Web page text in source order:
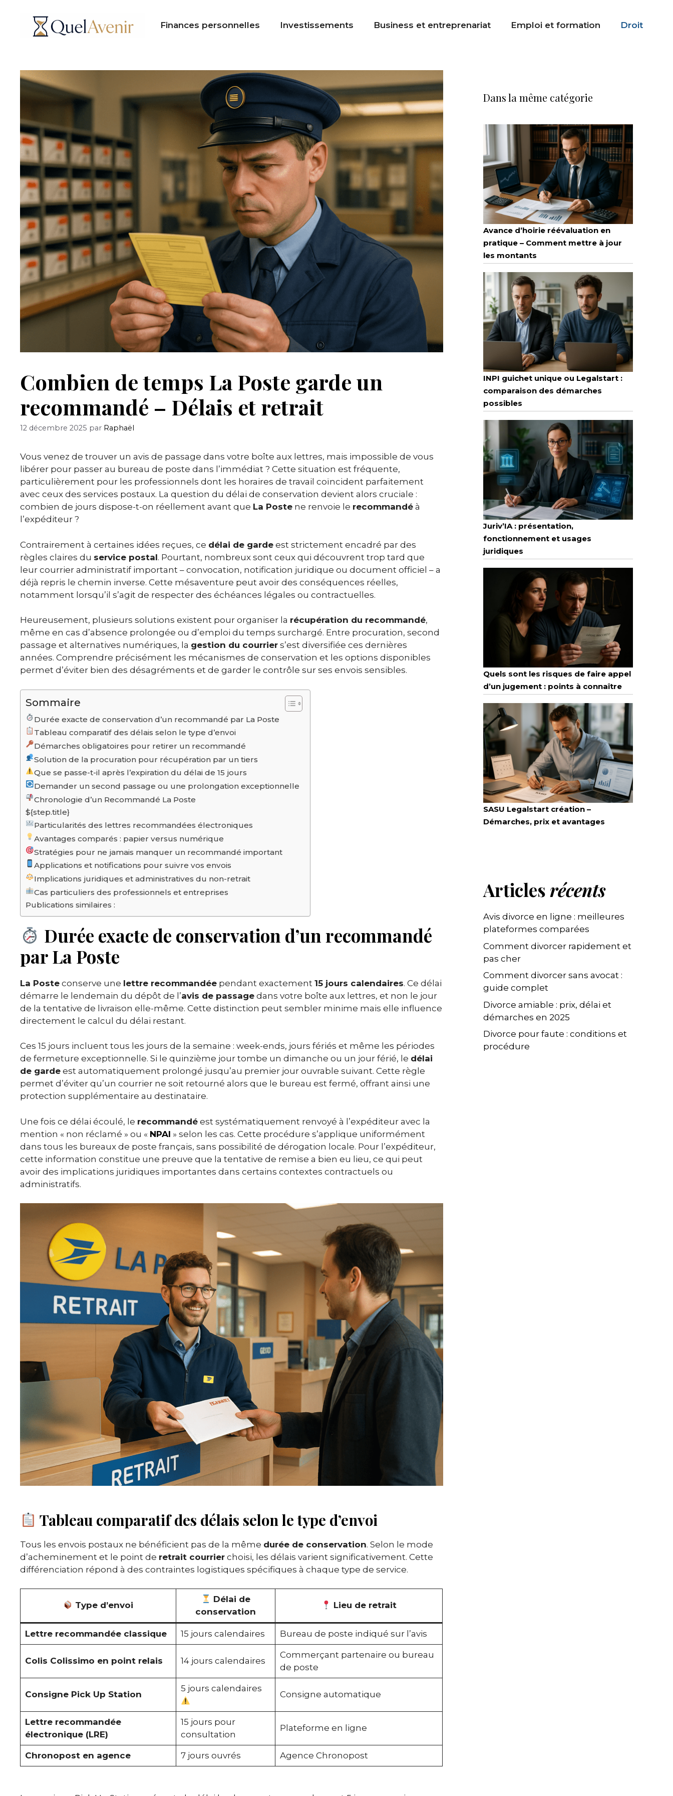
contenu
Finances personnelles Investissements Business et entreprenariat Emploi et formation Droit
Combien de temps La Poste garde un
recommandé – Délais et retrait
12 décembre 2025 par Raphaël
Vous venez de trouver un avis de passage dans votre boîte aux lettres, mais impossible de vous
libérer pour passer au bureau de poste dans l’immédiat ? Cette situation est fréquente,
particulièrement pour les professionnels dont les horaires de travail coïncident parfaitement
avec ceux des services postaux. La question du délai de conservation devient alors cruciale :
combien de jours dispose-t-on réellement avant que La Poste ne renvoie le recommandé à
l’expéditeur ?
Contrairement à certaines idées reçues, ce délai de garde est strictement encadré par des
règles claires du service postal. Pourtant, nombreux sont ceux qui découvrent trop tard que
leur courrier administratif important – convocation, notification juridique ou document officiel – a
déjà repris le chemin inverse. Cette mésaventure peut avoir des conséquences réelles,
notamment lorsqu’il s’agit de respecter des échéances légales ou contractuelles.
Heureusement, plusieurs solutions existent pour organiser la récupération du recommandé,
même en cas d’absence prolongée ou d’emploi du temps surchargé. Entre procuration, second
passage et alternatives numériques, la gestion du courrier s’est diversifiée ces dernières
années. Comprendre précisément les mécanismes de conservation et les options disponibles
permet d’éviter bien des désagréments et de garder le contrôle sur ses envois sensibles.
Sommaire
Durée exacte de conservation d’un recommandé par La Poste
Tableau comparatif des délais selon le type d’envoi
Démarches obligatoires pour retirer un recommandé
Solution de la procuration pour récupération par un tiers
Que se passe-t-il après l’expiration du délai de 15 jours
Demander un second passage ou une prolongation exceptionnelle
Chronologie d’un Recommandé La Poste
${step.title}
Particularités des lettres recommandées électroniques
Avantages comparés : papier versus numérique
Stratégies pour ne jamais manquer un recommandé important
Applications et notifications pour suivre vos envois
Implications juridiques et administratives du non-retrait
Cas particuliers des professionnels et entreprises
Publications similaires :
Durée exacte de conservation d’un recommandé
par La Poste
La Poste conserve une lettre recommandée pendant exactement 15 jours calendaires. Ce délai
démarre le lendemain du dépôt de l’avis de passage dans votre boîte aux lettres, et non le jour
de la tentative de livraison elle-même. Cette distinction peut sembler minime mais elle influence
directement le calcul du délai restant.
Ces 15 jours incluent tous les jours de la semaine : week-ends, jours fériés et même les périodes
de fermeture exceptionnelle. Si le quinzième jour tombe un dimanche ou un jour férié, le délai
de garde est automatiquement prolongé jusqu’au premier jour ouvrable suivant. Cette règle
permet d’éviter qu’un courrier ne soit retourné alors que le bureau est fermé, offrant ainsi une
protection supplémentaire au destinataire.
Une fois ce délai écoulé, le recommandé est systématiquement renvoyé à l’expéditeur avec la
mention « non réclamé » ou « NPAI » selon les cas. Cette procédure s’applique uniformément
dans tous les bureaux de poste français, sans possibilité de dérogation locale. Pour l’expéditeur,
cette information constitue une preuve que la tentative de remise a bien eu lieu, ce qui peut
avoir des implications juridiques importantes dans certains contextes contractuels ou
administratifs.
Tableau comparatif des délais selon le type d’envoi
Tous les envois postaux ne bénéficient pas de la même durée de conservation. Selon le mode
d’acheminement et le point de retrait courrier choisi, les délais varient significativement. Cette
différenciation répond à des contraintes logistiques spécifiques à chaque type de service.
Type d’envoi
Délai de
conservation
Lieu de retrait
Lettre recommandée classique 15 jours calendaires Bureau de poste indiqué sur l’avis
Colis Colissimo en point relais 14 jours calendaires
Commerçant partenaire ou bureau
de poste
Consigne Pick Up Station
5 jours calendaires
Consigne automatique
Lettre recommandée
électronique (LRE)
15 jours pour
consultation
Plateforme en ligne
Chronopost en agence 7 jours ouvrés Agence Chronopost
Dans la même catégorie
Avance d’hoirie réévaluation en
pratique – Comment mettre à jour
les montants
INPI guichet unique ou Legalstart :
comparaison des démarches
possibles
Juriv’IA : présentation,
fonctionnement et usages
juridiques
Quels sont les risques de faire appel
d’un jugement : points à connaître
SASU Legalstart création –
Démarches, prix et avantages
Articles récents
Avis divorce en ligne : meilleures
plateformes comparées
Comment divorcer rapidement et
pas cher
Comment divorcer sans avocat :
guide complet
Divorce amiable : prix, délai et
démarches en 2025
Divorce pour faute : conditions et
procédure